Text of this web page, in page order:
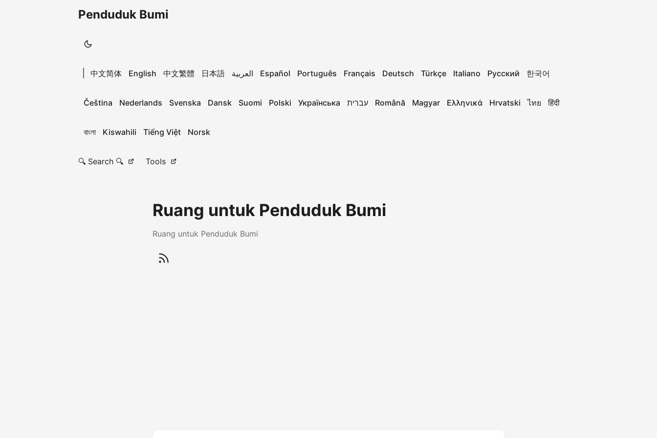
Penduduk Bumi
中文简体 English 中文繁體 日本語 العربية Español Português Français Deutsch Türkçe Italiano Русский 한국어
Čeština Nederlands Svenska Dansk Suomi Polski Українська עברית Română Magyar Ελληνικά Hrvatski ไทย हिंदी
বাংলা Kiswahili Tiếng Việt Norsk
🔍 Search 🔍 Tools
Ruang untuk Penduduk Bumi
Ruang untuk Penduduk Bumi